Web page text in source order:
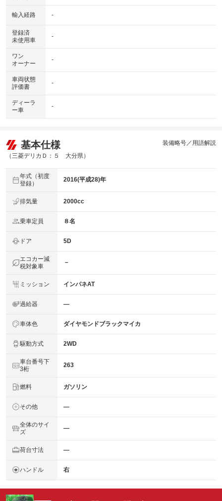
輸入経路 -
登録済
未使用車
-
ワン
オーナー
-
車両状態
評価書
-
ディーラ
ー車
-
基本仕様
（三菱デリカＤ：５ 大分県）
装備略号／用語解説
年式（初度
登録）
2016(平成28)年
排気量 2000cc
乗車定員 ８名
ドア 5D
エコカー減
税対象車
－
ミッション インパネAT
過給器 ―
車体色 ダイヤモンドブラックマイカ
駆動方式 2WD
車台番号下
3桁
263
燃料 ガソリン
その他 ―
全体のサイ
ズ
―
荷台寸法 ―
ハンドル 右